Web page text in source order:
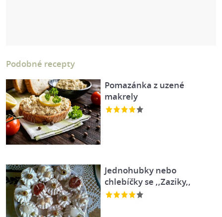
Podobné recepty
Pomazánka z uzené
makrely
Jednohubky nebo
chlebíčky se ,,Zaziky,,